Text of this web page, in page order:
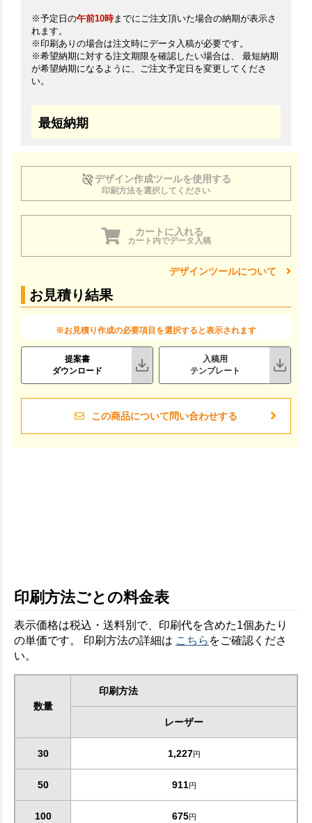
※予定日の午前10時までにご注文頂いた場合の納期が表示さ
れます。
※印刷ありの場合は注文時にデータ入稿が必要です。
※希望納期に対する注文期限を確認したい場合は、 最短納期
が希望納期になるように、ご注文予定日を変更してくださ
い。
最短納期
デザイン作成ツールを使用する
印刷方法を選択してください
カートに入れる
カート内でデータ入稿
デザインツールについて
お見積り結果
※お見積り作成の必要項目を選択すると表示されます
提案書
ダウンロード
入稿用
テンプレート
この商品について問い合わせする
印刷方法ごとの料金表
表示価格は税込・送料別で、印刷代を含めた1個あたり
の単価です。 印刷方法の詳細は こちら をご確認くださ
い。
数量
印刷方法
レーザー
30 1,227 円
50 911円
100 675円